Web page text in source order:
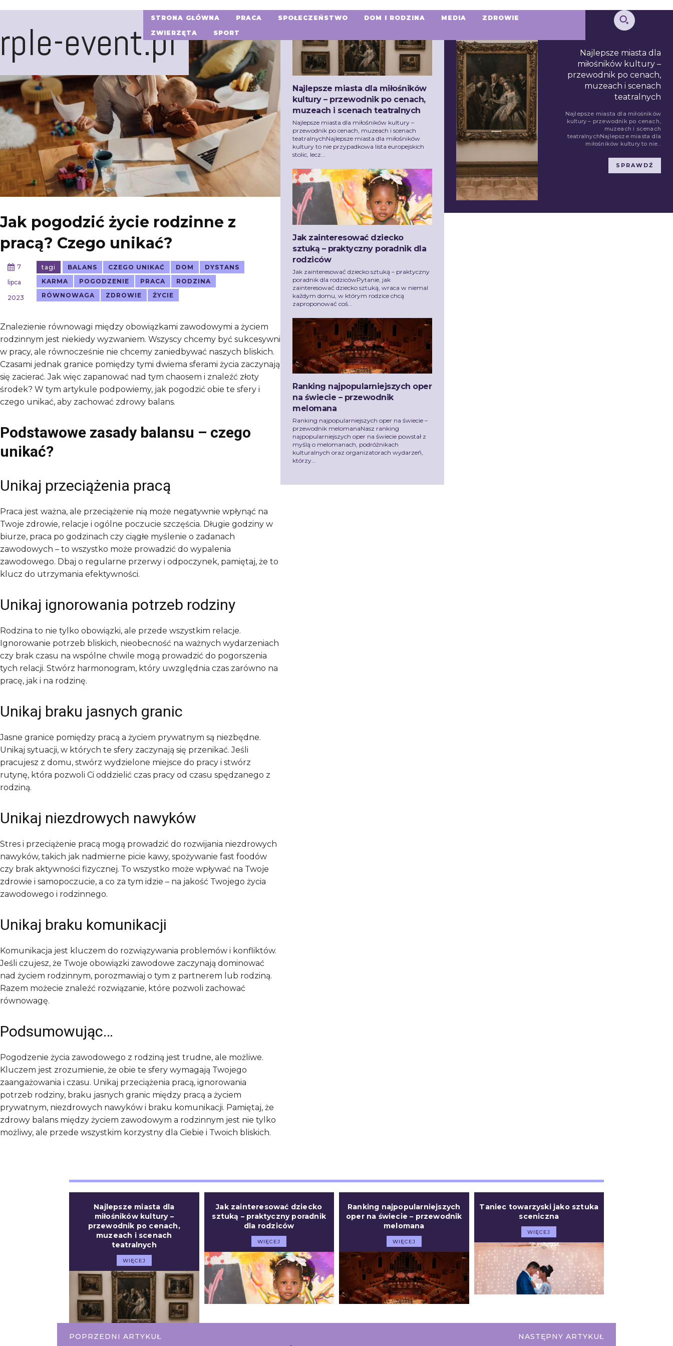
event.pl
STRONA GŁÓWNA PRACA SPOŁECZEŃSTWO DOM I RODZINA MEDIA
ZDROWIE
ZWIERZĘTA
SPORT
Jak pogodzić życie rodzinne z
pracą? Czego unikać?
7
lipca
2023
tagi BALANS CZEGO UNIKAĆ DOM
DYSTANS
KARMA
POGODZENIE PRACA
RODZINA
RÓWNOWAGA
ZDROWIE ŻYCIE
Znalezienie równowagi między obowiązkami zawodowymi a życiem
rodzinnym jest niekiedy wyzwaniem. Wszyscy chcemy być sukcesywni
w pracy, ale równocześnie nie chcemy zaniedbywać naszych bliskich.
Czasami jednak granice pomiędzy tymi dwiema sferami życia zaczynają
się zacierać. Jak więc zapanować nad tym chaosem i znaleźć złoty
środek? W tym artykule podpowiemy, jak pogodzić obie te sfery i
czego unikać, aby zachować zdrowy balans.
Podstawowe zasady balansu – czego
unikać?
Unikaj przeciążenia pracą
Praca jest ważna, ale przeciążenie nią może negatywnie wpłynąć na
Twoje zdrowie, relacje i ogólne poczucie szczęścia. Długie godziny w
biurze, praca po godzinach czy ciągłe myślenie o zadanach
zawodowych – to wszystko może prowadzić do wypalenia
zawodowego. Dbaj o regularne przerwy i odpoczynek, pamiętaj, że to
klucz do utrzymania efektywności.
Unikaj ignorowania potrzeb rodziny
Rodzina to nie tylko obowiązki, ale przede wszystkim relacje.
Ignorowanie potrzeb bliskich, nieobecność na ważnych wydarzeniach
czy brak czasu na wspólne chwile mogą prowadzić do pogorszenia
tych relacji. Stwórz harmonogram, który uwzględnia czas zarówno na
pracę, jak i na rodzinę.
Unikaj braku jasnych granic
Jasne granice pomiędzy pracą a życiem prywatnym są niezbędne.
Unikaj sytuacji, w których te sfery zaczynają się przenikać. Jeśli
pracujesz z domu, stwórz wydzielone miejsce do pracy i stwórz
rutynę, która pozwoli Ci oddzielić czas pracy od czasu spędzanego z
rodziną.
Unikaj niezdrowych nawyków
Stres i przeciążenie pracą mogą prowadzić do rozwijania niezdrowych
nawyków, takich jak nadmierne picie kawy, spożywanie fast foodów
czy brak aktywności fizycznej. To wszystko może wpływać na Twoje
zdrowie i samopoczucie, a co za tym idzie – na jakość Twojego życia
zawodowego i rodzinnego.
Unikaj braku komunikacji
Komunikacja jest kluczem do rozwiązywania problemów i konfliktów.
Jeśli czujesz, że Twoje obowiązki zawodowe zaczynają dominować
nad życiem rodzinnym, porozmawiaj o tym z partnerem lub rodziną.
Razem możecie znaleźć rozwiązanie, które pozwoli zachować
równowagę.
Podsumowując…
Pogodzenie życia zawodowego z rodziną jest trudne, ale możliwe.
Kluczem jest zrozumienie, że obie te sfery wymagają Twojego
zaangażowania i czasu. Unikaj przeciążenia pracą, ignorowania
potrzeb rodziny, braku jasnych granic między pracą a życiem
prywatnym, niezdrowych nawyków i braku komunikacji. Pamiętaj, że
zdrowy balans między życiem zawodowym a rodzinnym jest nie tylko
możliwy, ale przede wszystkim korzystny dla Ciebie i Twoich bliskich.
Najlepsze miasta dla miłośników
kultury – przewodnik po cenach,
muzeach i scenach teatralnych
Najlepsze miasta dla miłośników kultury –
przewodnik po cenach, muzeach i scenach
teatralnychNajlepsze miasta dla miłośników
kultury to nie przypadkowa lista europejskich
stolic, lecz...
Jak zainteresować dziecko
sztuką – praktyczny poradnik dla
rodziców
Jak zainteresować dziecko sztuką – praktyczny
poradnik dla rodzicówPytanie, jak
zainteresować dziecko sztuką, wraca w niemal
każdym domu, w którym rodzice chcą
zaproponować coś...
Ranking najpopularniejszych oper
na świecie – przewodnik
melomana
Ranking najpopularniejszych oper na świecie –
przewodnik melomanaNasz ranking
najpopularniejszych oper na świecie powstał z
myślą o melomanach, podróżnikach
kulturalnych oraz organizatorach wydarzeń,
którzy...
Najlepsze miasta dla
miłośników kultury –
przewodnik po cenach,
muzeach i scenach
teatralnych
Najlepsze miasta dla miłośników
kultury – przewodnik po cenach,
muzeach i scenach
teatralnychNajlepsze miasta dla
miłośników kultury to nie...
SPRAWDŹ
Najlepsze miasta dla
miłośników kultury –
przewodnik po cenach,
muzeach i scenach
teatralnych
WIĘCEJ
Jak zainteresować dziecko
sztuką – praktyczny poradnik
dla rodziców
WIĘCEJ
Ranking najpopularniejszych
oper na świecie – przewodnik
melomana
WIĘCEJ
Taniec towarzyski jako sztuka
sceniczna
WIĘCEJ
POPRZEDNI ARTYKUŁ NASTĘPNY ARTYKUŁ